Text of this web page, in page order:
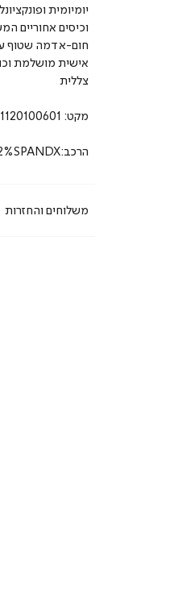
משלוחים והחזרות
יומיומית
וכיסים אחוריים
חום-אדמה שטוף
אישית מושלמת
צללית
מקט:
הרכב:98%CTN,2%SPANDX